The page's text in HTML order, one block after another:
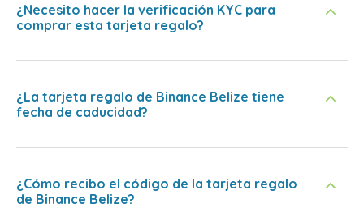
¿Necesito hacer la verificación KYC para
comprar esta tarjeta regalo?
¿La tarjeta regalo de Binance Belize tiene
fecha de caducidad?
¿Cómo recibo el código de la tarjeta regalo
de Binance Belize?